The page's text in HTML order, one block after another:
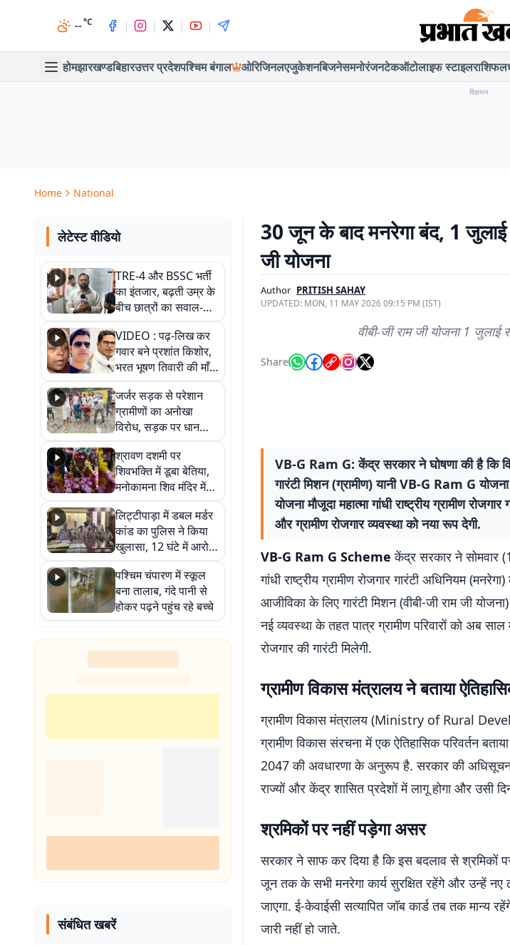
--°C | | | |
होमझारखण्डबिहारउत्तर प्रदेशपश्चिम बंगाल ओरिजिनलएजुकेशनबिजनेसमनोरंजनटेकऑटोलाइफ स्टाइलराशिफल
विज्ञापन
Home National
लेटेस्ट वीडियो
TRE-4 और BSSC भर्ती
का इंतजार, बढ़ती उम्र के
बीच छात्रों का सवाल-
आखिर कब आएगी बहाली?
देखें वीडियो
VIDEO : पढ़-लिख कर
गवार बने प्रशांत किशोर,
भरत भूषण तिवारी की माँ ने
कहा नहीं थी उम्मीद, बेटा
था तो किसी को बोलने की
नहीं थी हिम्मत
जर्जर सड़क से परेशान
ग्रामीणों का अनोखा
विरोध, सड़क पर धान
रोपकर और खाद डालकर
जताया आक्रोश
श्रावण दशमी पर
शिवभक्ति में डूबा बेतिया,
मनोकामना शिव मंदिर में
हुआ भव्य श्रृंगार
लिट्टीपाड़ा में डबल मर्डर
कांड का पुलिस ने किया
खुलासा, 12 घंटे में आरोपी
गिरफ्तार
पश्चिम चंपारण में स्कूल
बना तालाब, गंदे पानी से
होकर पढ़ने पहुंच रहे बच्चे
संबंधित खबरें
30 जून के बाद मनरेगा बंद, 1 जुलाई
जी योजना
Author PRITISH SAHAY
UPDATED: MON, 11 MAY 2026 09:15 PM (IST)
वीबी-जी राम जी योजना 1 जुलाई
Share
VB-G Ram G: केंद्र सरकार ने घोषणा की है कि
गारंटी मिशन (ग्रामीण) यानी VB-G Ram G
योजना मौजूदा महात्मा गांधी राष्ट्रीय ग्रामीण
और ग्रामीण रोजगार व्यवस्था को नया रूप देगी.
VB-G Ram G Schemeकेंद्र सरकार ने सोमवार
गांधी राष्ट्रीय ग्रामीण रोजगार गारंटी अधिनियम
आजीविका के लिए गारंटी मिशन (वीबी-जी राम जी
नई व्यवस्था के तहत पात्र ग्रामीण परिवारों को अब
रोजगार की गारंटी मिलेगी.
ग्रामीण विकास मंत्रालय ने बताया
ग्रामीण विकास मंत्रालय (Ministry of Rural
ग्रामीण विकास संरचना में एक ऐतिहासिक परिवर्तन
2047 की अवधारणा के अनुरूप है. सरकार की
राज्यों और केंद्र शासित प्रदेशों में लागू होगा और उसी
श्रमिकों पर नहीं पड़ेगा असर
सरकार ने साफ कर दिया है कि इस बदलाव से श्रमिकों
जून तक के सभी मनरेगा कार्य सुरक्षित रहेंगे और उन्हें नए
जाएगा. ई-केवाईसी सत्यापित जॉब कार्ड तब तक मान्य
जारी नहीं हो जाते.